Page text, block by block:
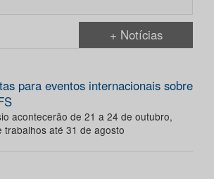
+ Notícias
para eventos internacionais sobre
acontecerão de 21 a 24 de outubro,
trabalhos até 31 de agosto